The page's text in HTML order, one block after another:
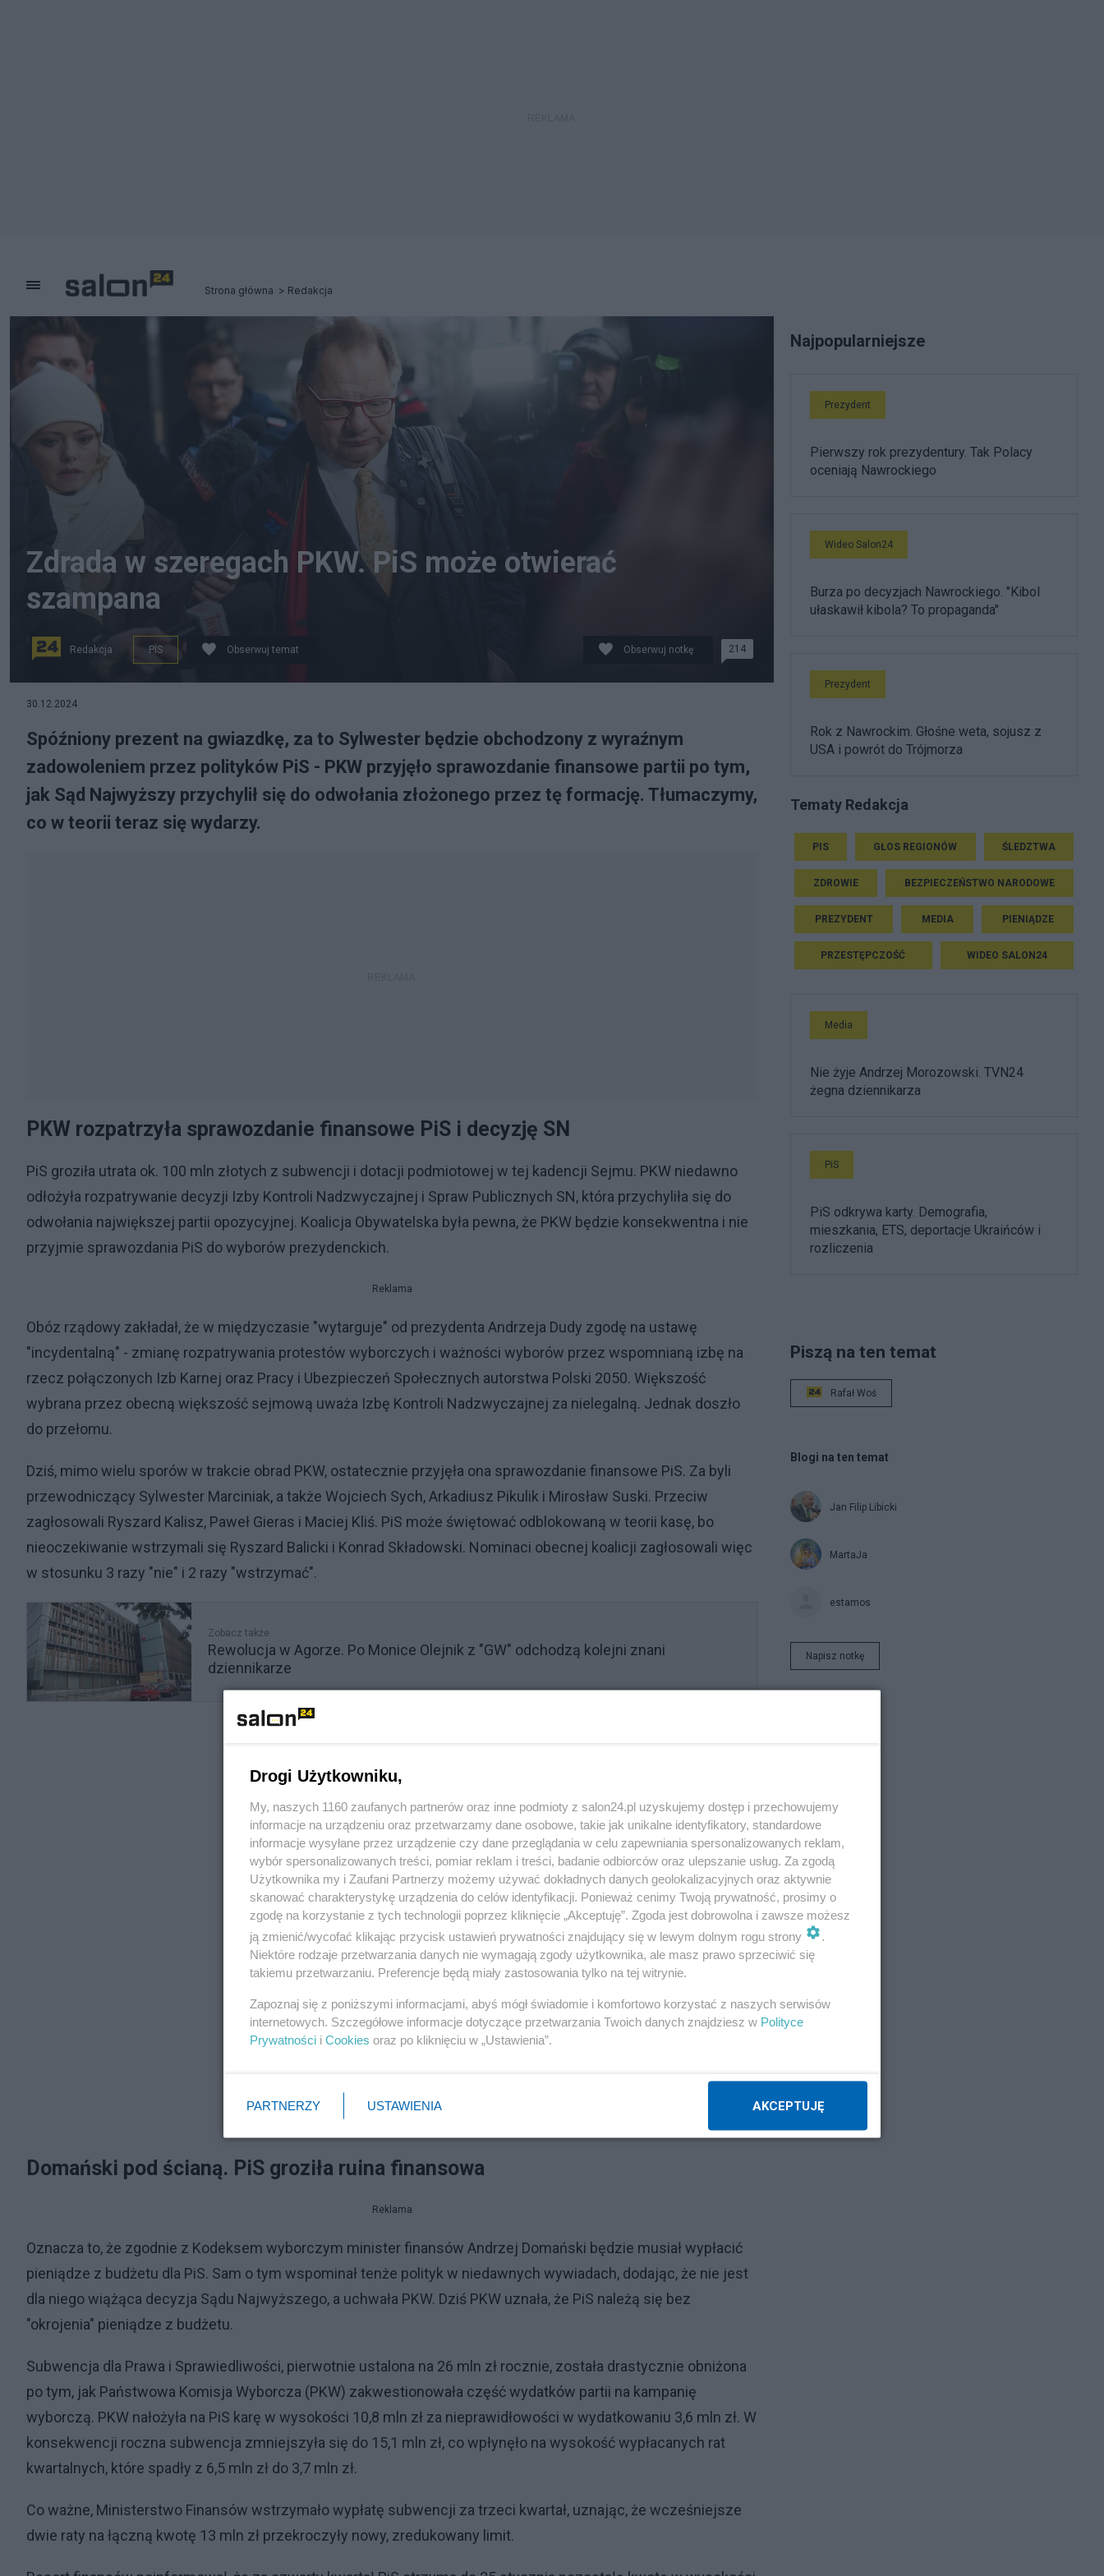
Strona główna Redakcja
Zdrada w szeregach PKW. PiS może otwierać
szampana
Redakcja PIS Obserwuj temat Obserwuj notkę 214
30.12.2024
Spóźniony prezent na gwiazdkę, za to Sylwester będzie obchodzony z wyraźnym
zadowoleniem przez polityków PiS - PKW przyjęło sprawozdanie finansowe partii po tym,
jak Sąd Najwyższy przychylił się do odwołania złożonego przez tę formację. Tłumaczymy,
co w teorii teraz się wydarzy.
PKW rozpatrzyła sprawozdanie finansowe PiS i decyzję SN
PiS groziła utrata ok. 100 mln złotych z subwencji i dotacji podmiotowej w tej kadencji Sejmu. PKW niedawno
odłożyła rozpatrywanie decyzji Izby Kontroli Nadzwyczajnej i Spraw Publicznych SN, która przychyliła się do
odwołania największej partii opozycyjnej. Koalicja Obywatelska była pewna, że PKW będzie konsekwentna i nie
przyjmie sprawozdania PiS do wyborów prezydenckich.
Reklama
Obóz rządowy zakładał, że w międzyczasie "wytarguje" od prezydenta Andrzeja Dudy zgodę na ustawę
"incydentalną" - zmianę rozpatrywania protestów wyborczych i ważności wyborów przez wspomnianą izbę na
rzecz połączonych Izb Karnej oraz Pracy i Ubezpieczeń Społecznych autorstwa Polski 2050. Większość
wybrana przez obecną większość sejmową uważa Izbę Kontroli Nadzwyczajnej za nielegalną. Jednak doszło
do przełomu.
Dziś, mimo wielu sporów w trakcie obrad PKW, ostatecznie przyjęła ona sprawozdanie finansowe PiS. Za byli
przewodniczący Sylwester Marciniak, a także Wojciech Sych, Arkadiusz Pikulik i Mirosław Suski. Przeciw
zagłosowali Ryszard Kalisz, Paweł Gieras i Maciej Kliś. PiS może świętować odblokowaną w teorii kasę, bo
nieoczekiwanie wstrzymali się Ryszard Balicki i Konrad Składowski. Nominaci obecnej koalicji zagłosowali więc
w stosunku 3 razy "nie" i 2 razy "wstrzymać".
Zobacz także
Rewolucja w Agorze. Po Monice Olejnik z "GW" odchodzą kolejni znani
dziennikarze
Domański pod ścianą. PiS groziła ruina finansowa
Reklama
Oznacza to, że zgodnie z Kodeksem wyborczym minister finansów Andrzej Domański będzie musiał wypłacić
pieniądze z budżetu dla PiS. Sam o tym wspominał tenże polityk w niedawnych wywiadach, dodając, że nie jest
dla niego wiążąca decyzja Sądu Najwyższego, a uchwała PKW. Dziś PKW uznała, że PiS należą się bez
"okrojenia" pieniądze z budżetu.
Subwencja dla Prawa i Sprawiedliwości, pierwotnie ustalona na 26 mln zł rocznie, została drastycznie obniżona
po tym, jak Państwowa Komisja Wyborcza (PKW) zakwestionowała część wydatków partii na kampanię
wyborczą. PKW nałożyła na PiS karę w wysokości 10,8 mln zł za nieprawidłowości w wydatkowaniu 3,6 mln zł. W
konsekwencji roczna subwencja zmniejszyła się do 15,1 mln zł, co wpłynęło na wysokość wypłacanych rat
kwartalnych, które spadły z 6,5 mln zł do 3,7 mln zł.
Co ważne, Ministerstwo Finansów wstrzymało wypłatę subwencji za trzeci kwartał, uznając, że wcześniejsze
dwie raty na łączną kwotę 13 mln zł przekroczyły nowy, zredukowany limit.
Najpopularniejsze
Prezydent
Pierwszy rok prezydentury. Tak Polacy
oceniają Nawrockiego
Wideo Salon24
Burza po decyzjach Nawrockiego. "Kibol
ułaskawił kibola? To propaganda"
Prezydent
Rok z Nawrockim. Głośne weta, sojusz z
USA i powrót do Trójmorza
Tematy Redakcja
PIS GŁOS REGIONÓW ŚLEDZTWA
ZDROWIE BEZPIECZEŃSTWO NARODOWE
PREZYDENT MEDIA PIENIĄDZE
PRZESTĘPCZOŚĆ WIDEO SALON24
Media
Nie żyje Andrzej Morozowski. TVN24
żegna dziennikarza
PiS
PiS odkrywa karty. Demografia,
mieszkania, ETS, deportacje Ukraińców i
rozliczenia
Piszą na ten temat
Rafał Woś
Blogi na ten temat
Jan Filip Libicki
MartaJa
estamos
Napisz notkę
Drogi Użytkowniku,
My, naszych 1160 zaufanych partnerów oraz inne podmioty z salon24.pl uzyskujemy dostęp i przechowujemy
informacje na urządzeniu oraz przetwarzamy dane osobowe, takie jak unikalne identyfikatory, standardowe
informacje wysyłane przez urządzenie czy dane przeglądania w celu zapewniania spersonalizowanych reklam,
wybór spersonalizowanych treści, pomiar reklam i treści, badanie odbiorców oraz ulepszanie usług. Za zgodą
Użytkownika my i Zaufani Partnerzy możemy używać dokładnych danych geolokalizacyjnych oraz aktywnie
skanować charakterystykę urządzenia do celów identyfikacji. Ponieważ cenimy Twoją prywatność, prosimy o
zgodę na korzystanie z tych technologii poprzez kliknięcie „Akceptuję”. Zgoda jest dobrowolna i zawsze możesz
ją zmienić/wycofać klikając przycisk ustawień prywatności znajdujący się w lewym dolnym rogu strony
.
Niektóre rodzaje przetwarzania danych nie wymagają zgody użytkownika, ale masz prawo sprzeciwić się
takiemu przetwarzaniu. Preferencje będą miały zastosowania tylko na tej witrynie.
Zapoznaj się z poniższymi informacjami, abyś mógł świadomie i komfortowo korzystać z naszych serwisów
internetowych. Szczegółowe informacje dotyczące przetwarzania Twoich danych znajdziesz w Polityce
Prywatności i Cookies oraz po kliknięciu w „Ustawienia”.
PARTNERZY USTAWIENIA AKCEPTUJĘ